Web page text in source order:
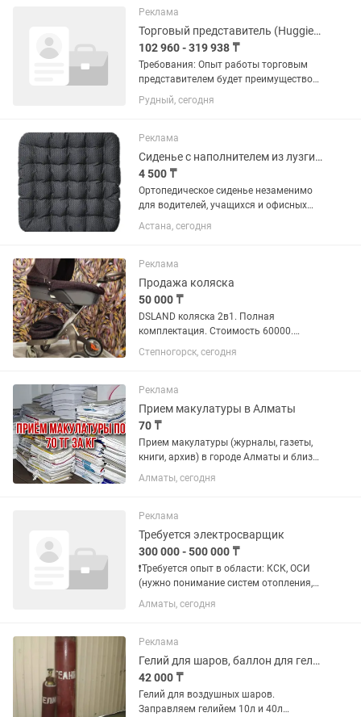
разные работы. Без вредных...
Реклама
Торговый представитель (Huggies Kotex, Kleenex, Depend)
102 960 - 319 938 ₸
Требования: Опыт работы торговым
представителем будет преимуществом.
Навыки ведения переговоров и
продаж. Коммуникабельность,
результат. Умение работать...
Рудный, сегодня
Реклама
Сиденье с наполнителем из лузги гречихи
4 500 ₸
Ортопедическое сиденье незаменимо
для водителей, учащихся и офисных
работников – тех, кто проводит сидя
более 3-4 часов в день. Новое
одной стороне сиденья для...
Астана, сегодня
Реклама
Продажа коляска
50 000 ₸
DSLAND коляска 2в1. Полная
комплектация. Стоимость 60000.
Город Степногорск, возможна
доставка через эндрайвер.
Степногорск, сегодня
Реклама
Прием макулатуры в Алматы
70 ₸
Прием макулатуры (журналы, газеты,
книги, архив) в городе Алматы и близ
лежащих районах. Цена 70 тенге за кг.
Металлолом, коробки и КАРТОН НЕ
150 кг. Расчет на месте
Алматы, сегодня
Реклама
Требуется электросварщик
300 000 - 500 000 ₸
❗Требуется опыт в области: КСК, ОСИ
(нужно понимание систем отопления,
водоснабжения, канализации, ремонта
элеваторных узлов в технических
ЧТО НУЖНО...
Алматы, сегодня
Реклама
Гелий для шаров, баллон для гелия, редуктор гелиевый
42 000 ₸
Гелий для воздушных шаров.
Заправляем гелийем 10л и 40л